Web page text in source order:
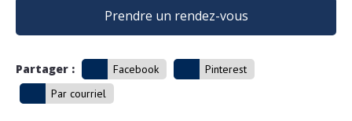
Prendre un rendez-vous
Partager : Facebook
Pinterest
Par courriel